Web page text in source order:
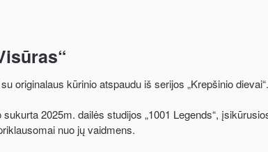
originalaus kūrinio atspaudu iš serijos „Krepšinio dievai“.
2025m. dailės studijos „1001 Legends“,
nuo jų vaidmens.